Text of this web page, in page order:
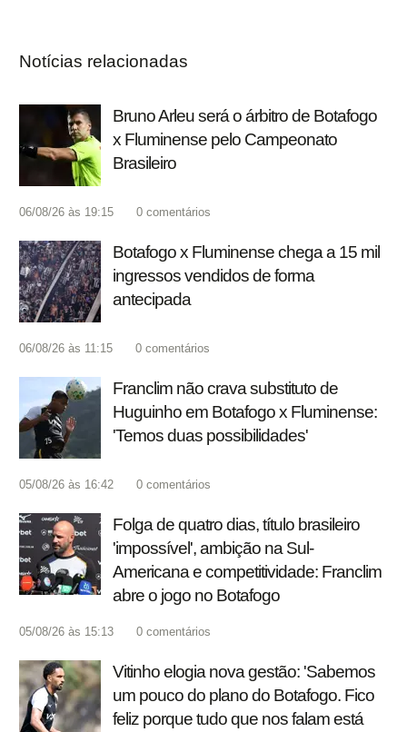
Notícias relacionadas
Bruno Arleu será o árbitro de Botafogo
x Fluminense pelo Campeonato
Brasileiro
06/08/26 às 19:15 0 comentários
Botafogo x Fluminense chega a 15 mil
ingressos vendidos de forma
antecipada
06/08/26 às 11:15 0 comentários
Franclim não crava substituto de
Huguinho em Botafogo x Fluminense:
'Temos duas possibilidades'
05/08/26 às 16:42 0 comentários
Folga de quatro dias, título brasileiro
'impossível', ambição na Sul-
Americana e competitividade: Franclim
abre o jogo no Botafogo
05/08/26 às 15:13 0 comentários
Vitinho elogia nova gestão: 'Sabemos
um pouco do plano do Botafogo. Fico
feliz porque tudo que nos falam está